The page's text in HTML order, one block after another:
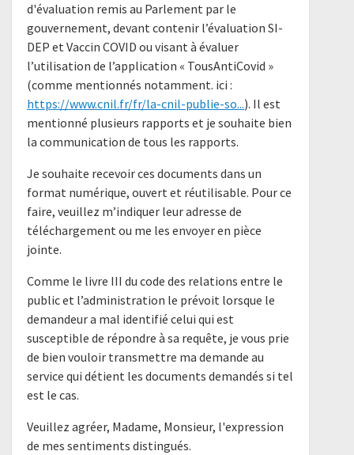
d'évaluation remis au Parlement par le
gouvernement, devant contenir l’évaluation SI-
DEP et Vaccin COVID ou visant à évaluer
l’utilisation de l’application « TousAntiCovid »
(comme mentionnés notamment. ici :
https://www.cnil.fr/fr/la-cnil-publie-so...). Il est
mentionné plusieurs rapports et je souhaite bien
la communication de tous les rapports.
Je souhaite recevoir ces documents dans un
format numérique, ouvert et réutilisable. Pour ce
faire, veuillez m’indiquer leur adresse de
téléchargement ou me les envoyer en pièce
jointe.
Comme le livre III du code des relations entre le
public et l’administration le prévoit lorsque le
demandeur a mal identifié celui qui est
susceptible de répondre à sa requête, je vous prie
de bien vouloir transmettre ma demande au
service qui détient les documents demandés si tel
est le cas.
Veuillez agréer, Madame, Monsieur, l'expression
de mes sentiments distingués.